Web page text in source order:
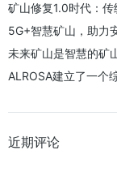
矿山修复1.0时代：传
5G+智慧矿山，助力
未来矿山是智慧的矿
ALROSA建立了一个
近期评论